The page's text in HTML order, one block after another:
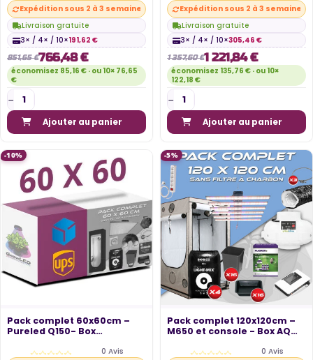
Expédition sous 2 à 3 semaines
Livraison gratuite
3× / 4× / 10×191,62 €
851,65 €766,48 €
économisez 85,16 € · ou 10× 76,65
€
Ajouter au panier
Expédition sous 2 à 3 semaines
Livraison gratuite
3× / 4× / 10×305,46 €
1 357,60 €1 221,84 €
économisez 135,76 € · ou 10×
122,18 €
Ajouter au panier
-10%
Pack complet 60x60cm –
Pureled Q150- Box
0 Avis
-5%
Pack complet 120x120cm –
M650 et console - Box AQ
0 Avis